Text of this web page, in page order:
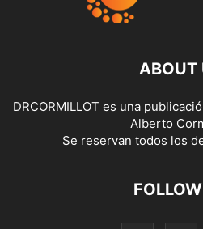
ABOUT
DRCORMILLOT es una
Alberto
Se reservan todos los